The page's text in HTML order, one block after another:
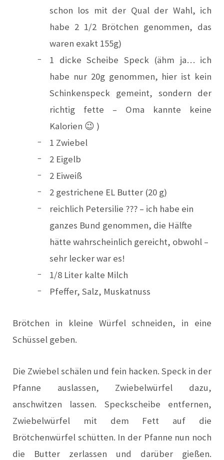
schon los mit der Qual der Wahl, ich
habe 2 1/2 Brötchen genommen, das
waren exakt 155g)
1 dicke Scheibe Speck (ähm ja… ich
habe nur 20g genommen, hier ist kein
Schinkenspeck gemeint, sondern der
richtig fette – Oma kannte keine
Kalorien 😉 )
1 Zwiebel
2 Eigelb
2 Eiweiß
2 gestrichene EL Butter (20 g)
reichlich Petersilie ??? – ich habe ein
ganzes Bund genommen, die Hälfte
hätte wahrscheinlich gereicht, obwohl –
sehr lecker war es!
1/8 Liter kalte Milch
Pfeffer, Salz, Muskatnuss
Brötchen in kleine Würfel schneiden, in eine
Schüssel geben.
Die Zwiebel schälen und fein hacken. Speck in der
Pfanne auslassen, Zwiebelwürfel dazu,
anschwitzen lassen. Speckscheibe entfernen,
Zwiebelwürfel mit dem Fett auf die
Brötchenwürfel schütten. In der Pfanne nun noch
die Butter zerlassen und darüber gießen.